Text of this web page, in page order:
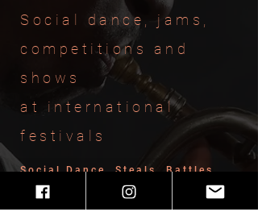
Social dance, jams,
competitions and
shows
at international
festivals
Social Dance, Steals, Battles
and Jams